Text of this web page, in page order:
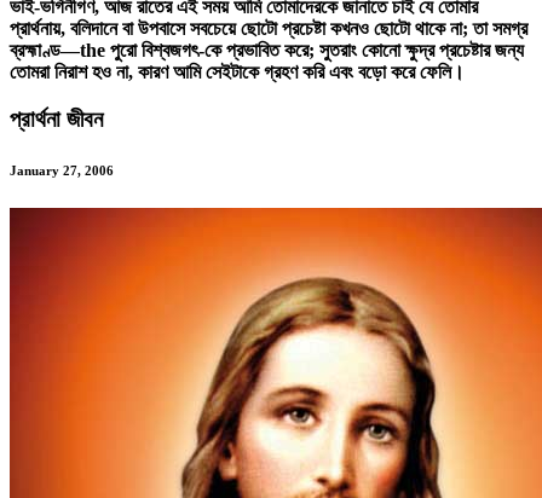
ভাই-ভগিনীগণ, আজ রাতের এই সময় আমি তোমাদেরকে জানাতে চাই যেতোমার
প্রার্থনায়, বলিদানে বা উপবাসে সবচেয়ে ছোটো প্রচেষ্টা কখনও ছোটো থাকে না; তা সমগ্র
ব্রহ্মাণ্ড—the পুরো বিশ্বজগৎ-কে প্রভাবিত করে; সুতরাং কোনো ক্ষুদ্র প্রচেষ্টার জন্য
তোমরা নিরাশ হও না, কারণ আমি সেইটাকে গ্রহণ করি এবং বড়ো করে ফেলি।
প্রার্থনা জীবন
January 27, 2006